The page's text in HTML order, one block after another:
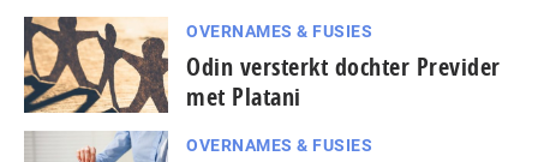
OVERNAMES & FUSIES
Odin versterkt dochter Previder
met Platani
OVERNAMES & FUSIES